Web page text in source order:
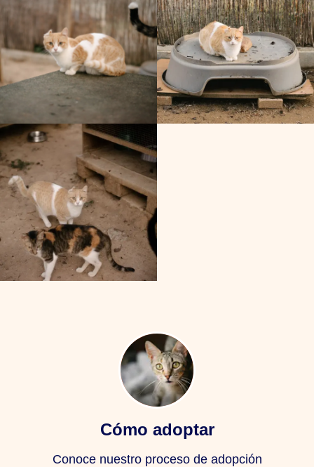
Cómo adoptar
Conoce nuestro proceso de adopción